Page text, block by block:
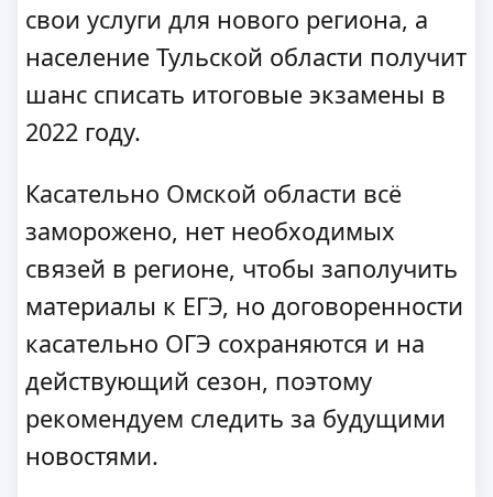
свои услуги для нового региона, а
население Тульской области получит
шанс списать итоговые экзамены в
2022 году.
Касательно Омской области всё
заморожено, нет необходимых
связей в регионе, чтобы заполучить
материалы к ЕГЭ, но договоренности
касательно ОГЭ сохраняются и на
действующий сезон, поэтому
рекомендуем следить за будущими
новостями.